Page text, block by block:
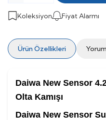
Koleksiyon Fiyat Alarmı
Ürün Özellikleri
Daiwa New Sensor
Olta Kamışı
Daiwa New Sensor